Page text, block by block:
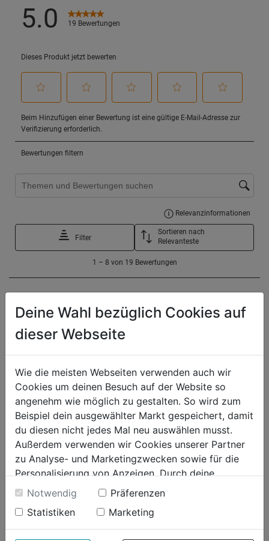
Deine Wahl bezüglich Cookies auf
dieser Webseite
Wie die meisten Webseiten verwenden auch wir
Cookies um deinen Besuch auf der Website so
angenehm wie möglich zu gestalten. So wird zum
Beispiel dein ausgewählter Markt gespeichert, damit
du diesen nicht jedes Mal neu auswählen musst.
Außerdem verwenden wir Cookies unserer Partner
zu Analyse- und Marketingzwecken sowie für die
Personalisierung von Anzeigen. Durch deine
Einwilligung werden die Daten von Drittanbieter,
unter anderem auch in den USA, verarbeitet.
Durch Klick auf "Alle Cookies erlauben" stimmst du
der Verwendung aller Cookies zu. Unter "Details
Notwendig
Präferenzen
Statistiken
Marketing